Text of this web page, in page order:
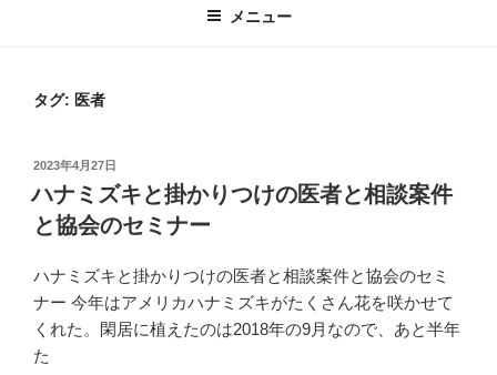
メニュー
タグ: 医者
投
日:
2023年4月27日
ハナミズキと掛かりつけの医者と相談案件
と協会のセミナー
ハナミズキと掛かりつけの医者と相談案件と協会のセミ
ナー 今年はアメリカハナミズキがたくさん花を咲かせて
くれた。閑居に植えたのは2018年の9月なので、あと半年
た